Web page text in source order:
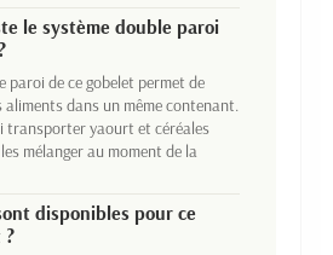
le système double paroi
paroi de ce gobelet permet de
dans un même contenant.
transporter yaourt et céréales
mélanger au moment de la
disponibles pour ce
?